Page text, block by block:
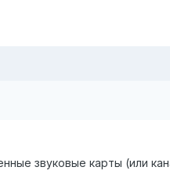
звуковые карты (или